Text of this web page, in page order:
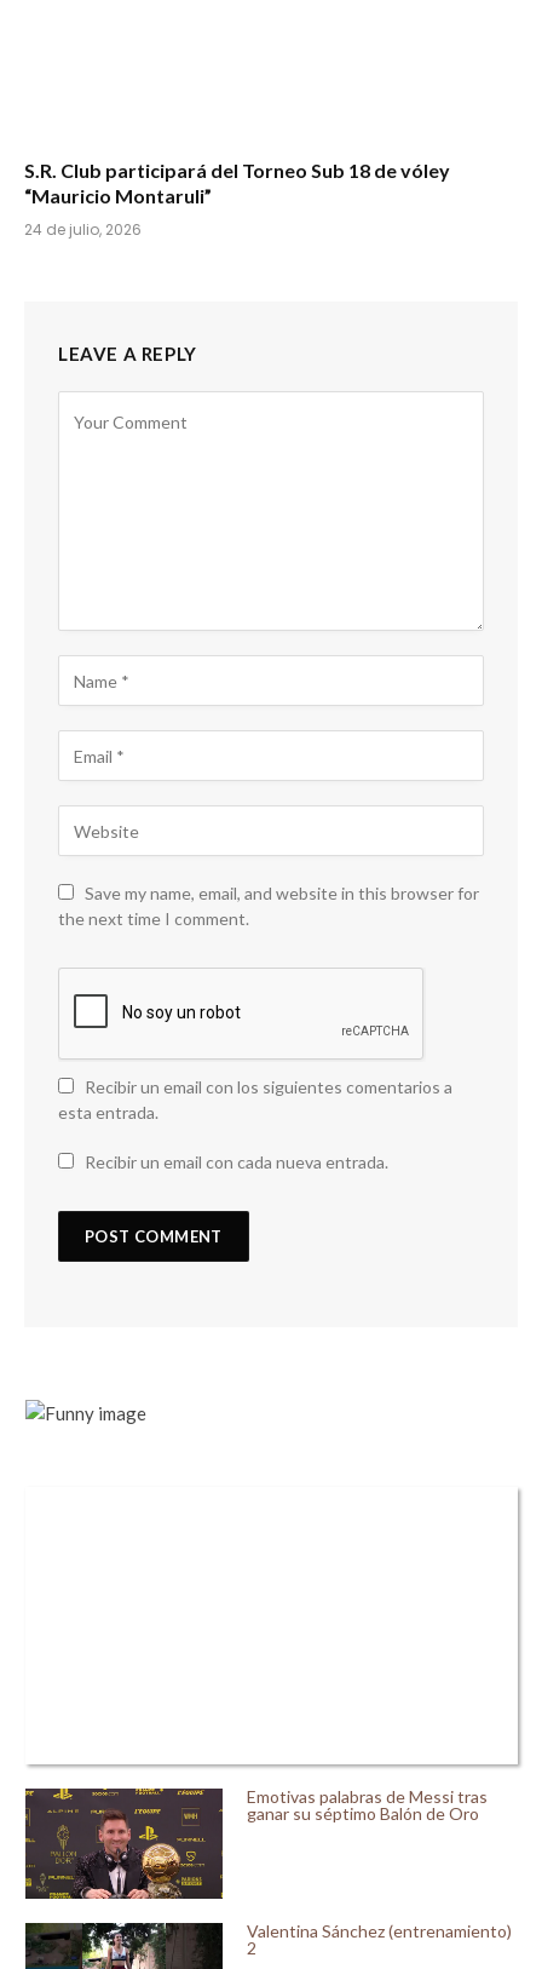
S.R. Club participará del Torneo Sub 18 de vóley
“Mauricio Montaruli”
24 de julio, 2026
LEAVE A REPLY
Save my name, email, and website in this browser for
the next time I comment.
Recibir un email con los siguientes comentarios a
esta entrada.
Recibir un email con cada nueva entrada.
Emotivas palabras de Messi tras
ganar su séptimo Balón de Oro
Valentina Sánchez (entrenamiento)
2